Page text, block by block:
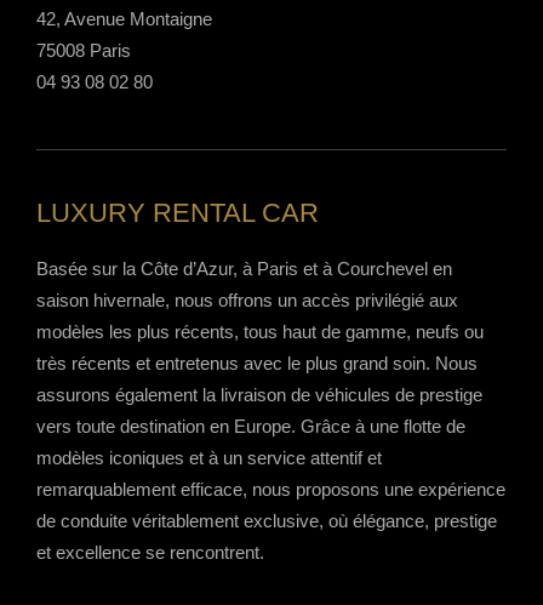
42, Avenue Montaigne
75008 Paris
04 93 08 02 80
LUXURY RENTAL CAR
Basée sur la Côte d’Azur, à Paris et à Courchevel en
saison hivernale, nous offrons un accès privilégié aux
modèles les plus récents, tous haut de gamme, neufs ou
très récents et entretenus avec le plus grand soin. Nous
assurons également la livraison de véhicules de prestige
vers toute destination en Europe. Grâce à une flotte de
modèles iconiques et à un service attentif et
remarquablement efficace, nous proposons une expérience
de conduite véritablement exclusive, où élégance, prestige
et excellence se rencontrent.